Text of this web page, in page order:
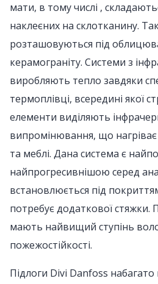
мати, в тому числі ,
наклеєних на склотканину.
розташовуються під
керамограніту. Системи з
виробляють тепло завдяки
термоплівці, всередині якої
елементи виділяють
випромінювання, що
та меблі. Дана система є
найпрогресивнішою серед
встановлюється під
потребує додаткової стяжки.
мають найвищий ступінь
пожежостійкості.
Підлоги Divi Danfoss набагато